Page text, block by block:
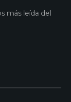
más leída del